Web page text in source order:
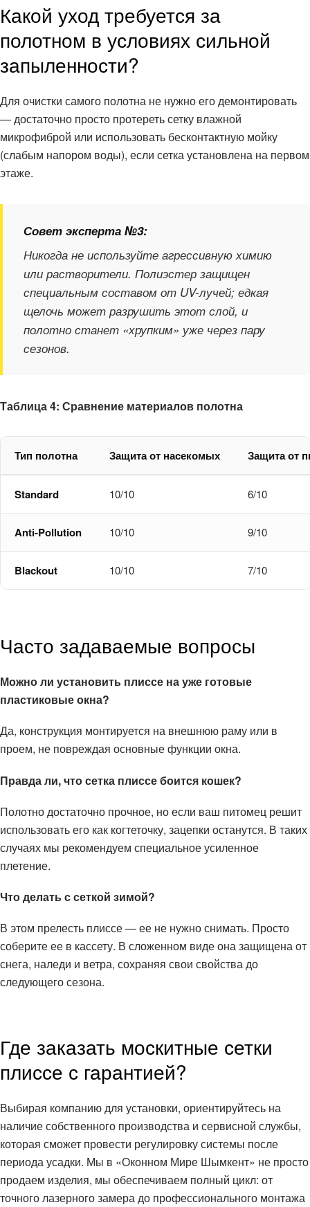
Какой уход требуется за
полотном в условиях сильной
запыленности?
Для очистки самого полотна не нужно его демонтировать
— достаточно просто протереть сетку влажной
микрофиброй или использовать бесконтактную мойку
(слабым напором воды), если сетка установлена на первом
этаже.
Совет эксперта №3:
Никогда не используйте агрессивную химию
или растворители. Полиэстер защищен
специальным составом от UV-лучей; едкая
щелочь может разрушить этот слой, и
полотно станет «хрупким» уже через пару
сезонов.
Таблица 4: Сравнение материалов полотна
Тип полотна Защита от насекомых Защита от
Standard 10/10 6/10
Anti-Pollution 10/10 9/10
Blackout 10/10 7/10
Часто задаваемые вопросы
Можно ли установить плиссе на уже готовые
пластиковые окна?
Да, конструкция монтируется на внешнюю раму или в
проем, не повреждая основные функции окна.
Правда ли, что сетка плиссе боится кошек?
Полотно достаточно прочное, но если ваш питомец решит
использовать его как когтеточку, зацепки останутся. В таких
случаях мы рекомендуем специальное усиленное
плетение.
Что делать с сеткой зимой?
В этом прелесть плиссе — ее не нужно снимать. Просто
соберите ее в кассету. В сложенном виде она защищена от
снега, наледи и ветра, сохраняя свои свойства до
следующего сезона.
Где заказать москитные сетки
плиссе с гарантией?
Выбирая компанию для установки, ориентируйтесь на
наличие собственного производства и сервисной службы,
которая сможет провести регулировку системы после
периода усадки. Мы в «Оконном Мире Шымкент» не просто
продаем изделия, мы обеспечиваем полный цикл: от
точного лазерного замера до профессионального монтажа